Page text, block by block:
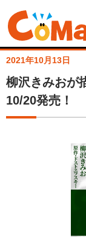
電子書籍マンガ
ピックス> 柳沢き
2021年10月13日
柳沢きみおが
10/20発売！